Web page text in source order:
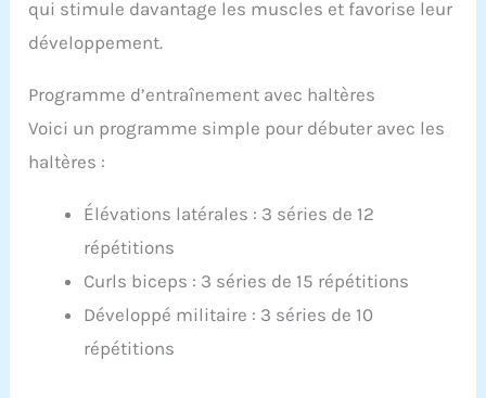
qui stimule davantage les muscles et favorise leur
développement.
Programme d’entraînement avec haltères
Voici un programme simple pour débuter avec les
haltères :
Élévations latérales : 3 séries de 12
répétitions
Curls biceps : 3 séries de 15 répétitions
Développé militaire : 3 séries de 10
répétitions